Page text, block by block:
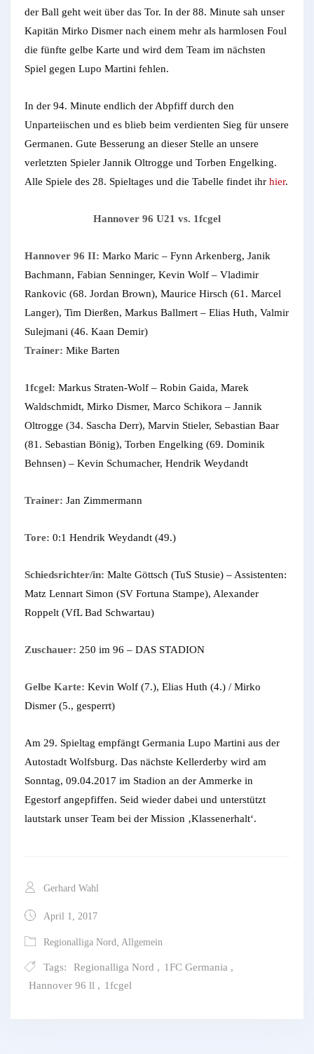
der Ball geht weit über das Tor. In der 88. Minute sah unser
Kapitän Mirko Dismer nach einem mehr als harmlosen Foul
die fünfte gelbe Karte und wird dem Team im nächsten
Spiel gegen Lupo Martini fehlen.
In der 94. Minute endlich der Abpfiff durch den
Unparteiischen und es blieb beim verdienten Sieg für unsere
Germanen. Gute Besserung an dieser Stelle an unsere
verletzten Spieler Jannik Oltrogge und Torben Engelking.
Alle Spiele des 28. Spieltages und die Tabelle findet ihr hier.
Hannover 96 U21 vs. 1fcgel
Hannover 96 II: Marko Maric – Fynn Arkenberg, Janik
Bachmann, Fabian Senninger, Kevin Wolf – Vladimir
Rankovic (68. Jordan Brown), Maurice Hirsch (61. Marcel
Langer), Tim Dierßen, Markus Ballmert – Elias Huth, Valmir
Sulejmani (46. Kaan Demir)
Trainer: Mike Barten
1fcgel: Markus Straten-Wolf – Robin Gaida, Marek
Waldschmidt, Mirko Dismer, Marco Schikora – Jannik
Oltrogge (34. Sascha Derr), Marvin Stieler, Sebastian Baar
(81. Sebastian Bönig), Torben Engelking (69. Dominik
Behnsen) – Kevin Schumacher, Hendrik Weydandt
Trainer: Jan Zimmermann
Tore: 0:1 Hendrik Weydandt (49.)
Schiedsrichter/in: Malte Göttsch (TuS Stusie) – Assistenten:
Matz Lennart Simon (SV Fortuna Stampe), Alexander
Roppelt (VfL Bad Schwartau)
Zuschauer: 250 im 96 – DAS STADION
Gelbe Karte: Kevin Wolf (7.), Elias Huth (4.) / Mirko
Dismer (5., gesperrt)
Am 29. Spieltag empfängt Germania Lupo Martini aus der
Autostadt Wolfsburg. Das nächste Kellerderby wird am
Sonntag, 09.04.2017 im Stadion an der Ammerke in
Egestorf angepfiffen. Seid wieder dabei und unterstützt
lautstark unser Team bei der Mission ‚Klassenerhalt‘.
Gerhard Wahl
April 1, 2017
Regionalliga Nord, Allgemein
Tags: Regionalliga Nord , 1FC Germania ,
Hannover 96 ll , 1fcgel